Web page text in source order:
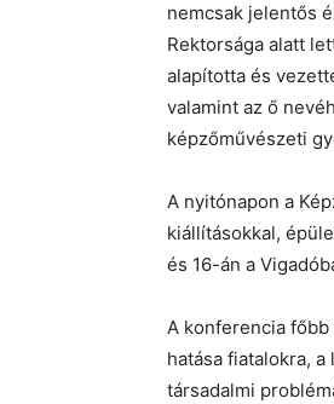
nemcsak jelentős
Rektorsága alatt
alapította és
valamint az ő
képzőművészeti
A nyitónapon a
kiállításokkal,
és 16-án a
A konferencia
hatása fiatalokra,
társadalmi